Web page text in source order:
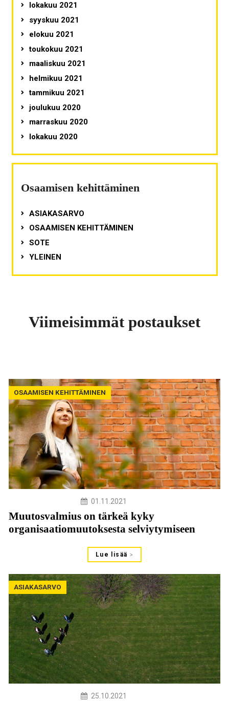
lokakuu 2021
syyskuu 2021
elokuu 2021
toukokuu 2021
maaliskuu 2021
helmikuu 2021
tammikuu 2021
joulukuu 2020
marraskuu 2020
lokakuu 2020
Osaamisen kehittäminen
ASIAKASARVO
OSAAMISEN KEHITTÄMINEN
SOTE
YLEINEN
Viimeisimmät postaukset
OSAAMISEN KEHITTÄMINEN
01.11.2021
Muutosvalmius on tärkeä kyky
organisaatiomuutoksesta selviytymiseen
Lue lisää
ASIAKASARVO
25.10.2021